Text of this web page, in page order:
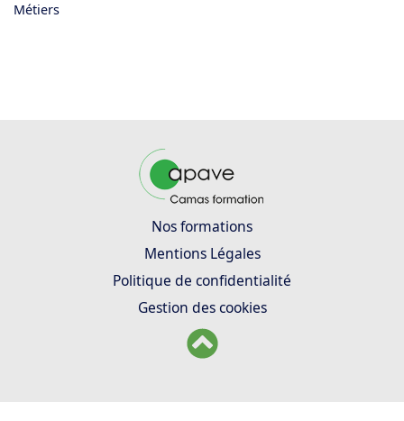
Métiers
Nos formations
Mentions Légales
Politique de confidentialité
Gestion des cookies